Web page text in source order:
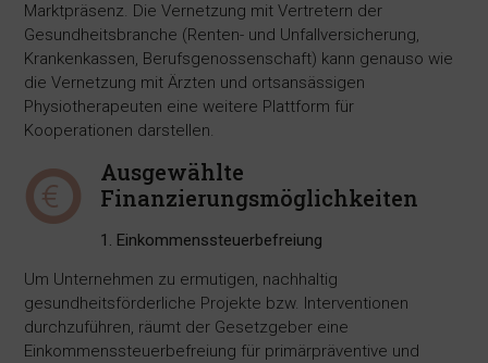
Marktpräsenz. Die Vernetzung mit Vertretern der
Gesundheitsbranche (Renten- und Unfallversicherung,
Krankenkassen, Berufsgenossenschaft) kann genauso wie
die Vernetzung mit Ärzten und ortsansässigen
Physiotherapeuten eine weitere Plattform für
Kooperationen darstellen.
Ausgewählte
Finanzierungsmöglichkeiten
1. Einkommenssteuerbefreiung
Um Unternehmen zu ermutigen, nachhaltig
gesundheitsförderliche Projekte bzw. Interventionen
durchzuführen, räumt der Gesetzgeber eine
Einkommenssteuerbefreiung für primärpräventive und